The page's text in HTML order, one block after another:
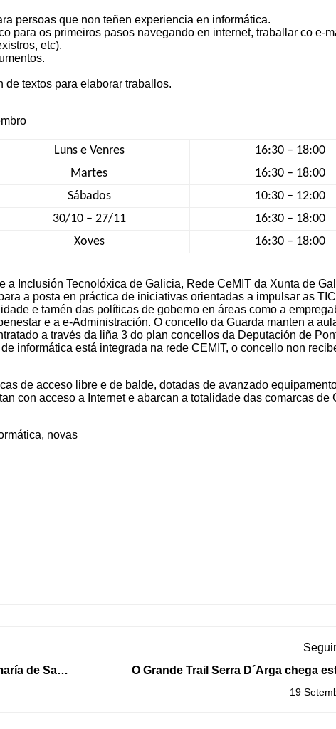
persoas que non teñen experiencia en informática.
para os primeiros pasos navegando en internet, traballar co e-
etc).
textos para elaborar traballos.
Luns e Venres
16:30 – 18:00
Martes
16:30 – 18:00
Sábados
10:30 – 12:00
30/10 – 27/11
16:30 – 18:00
Xoves 16:30 – 18:00
a Inclusión Tecnolóxica de Galicia, Rede CeMIT da Xunta de
a posta en práctica de iniciativas orientadas a impulsar as
e tamén das políticas de goberno en áreas como a
e a e-Administración. O concello da Guarda manten a
a través da liña 3 do plan concellos da Deputación de
informática está integrada na rede CEMIT, o concello non
de acceso libre e de balde, dotadas de avanzado
con acceso a Internet e abarcan a totalidade das comarcas de
, novas
de Santa
O Grande Trail Serra D´Arga chega
semana
19